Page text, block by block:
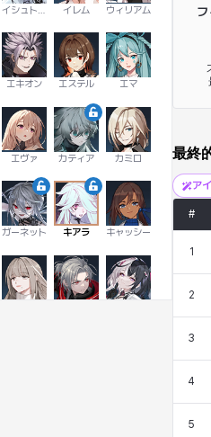
イレム ウィリアム
エキオン エステル エマ
エヴァ カティア カミロ
ガーネット キアラ キャッシー
最終
ア
#
1
2
3
4
5